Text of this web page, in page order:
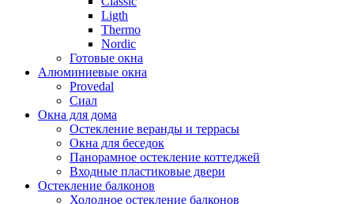
Ligth
Thermo
Nordic
Готовые окна
Алюминиевые окна
Provedal
Сиал
Окна для дома
Остекление веранды и террасы
Окна для беседок
Панорамное остекление коттеджей
Входные пластиковые двери
Остекление балконов
Холодное остекление балконов